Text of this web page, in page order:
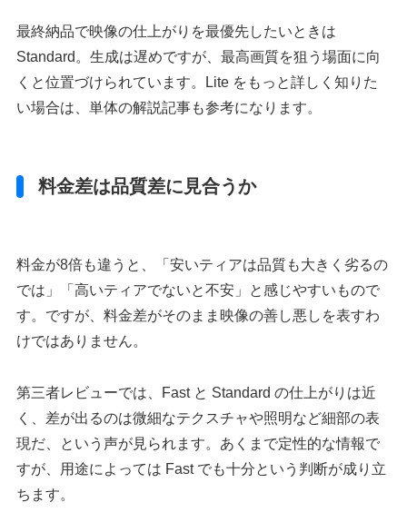
最終納品で映像の仕上がりを最優先したいときは
Standard。生成は遅めですが、最高画質を狙う場面に向
くと位置づけられています。Lite をもっと詳しく知りた
い場合は、単体の解説記事も参考になります。
料金差は品質差に見合うか
料金が8倍も違うと、「安いティアは品質も大きく劣るの
では」「高いティアでないと不安」と感じやすいもので
す。ですが、料金差がそのまま映像の善し悪しを表すわ
けではありません。
第三者レビューでは、Fast と Standard の仕上がりは近
く、差が出るのは微細なテクスチャや照明など細部の表
現だ、という声が見られます。あくまで定性的な情報で
すが、用途によっては Fast でも十分という判断が成り立
ちます。